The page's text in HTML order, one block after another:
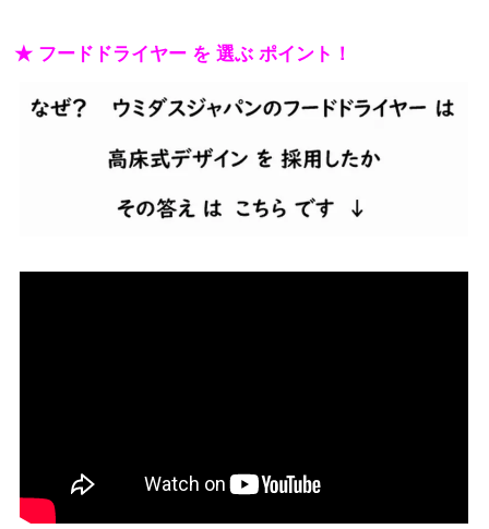
★ フードドライヤー を 選ぶ ポイント！